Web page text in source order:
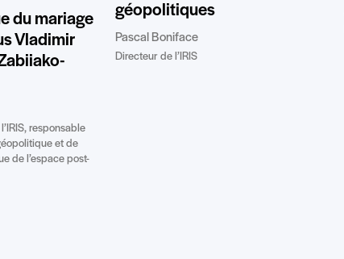
du mariage
Vladimir
responsable
et de
de l’espace post-
géopolitiques
Pascal Boniface
Directeur de l’IRIS